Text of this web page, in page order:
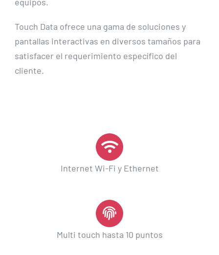
Touch Data ofrece una gama de soluciones y
pantallas interactivas en diversos tamaños para
satisfacer el requerimiento específico del
cliente.
Internet Wi-Fi y Ethernet
Multi touch hasta 10 puntos